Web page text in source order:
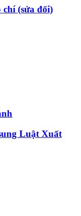
(sửa đổi)
Luật Xuất